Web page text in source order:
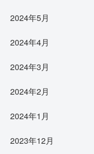
2024年5月
2024年4月
2024年3月
2024年2月
2024年1月
2023年12月